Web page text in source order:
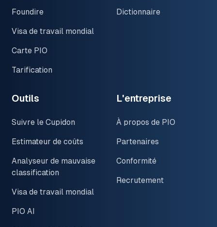
Foundire
Visa de travail mondial
Carte PIO
Tarification
Dictionnaire
Outils
Suivre le Cupidon
Estimateur de coûts
Analyseur de mauvaise
classification
Visa de travail mondial
PIO AI
L'entreprise
À propos de PIO
Partenaires
Conformité
Recrutement